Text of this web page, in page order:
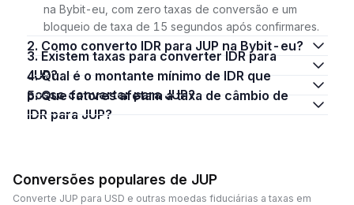
na Bybit-eu, com zero taxas de conversão e um
bloqueio de taxa de 15 segundos após confirmares.
2. Como converto IDR para JUP na Bybit-eu?
3. Existem taxas para converter IDR para
JUP?
4. Qual é o montante mínimo de IDR que
posso converter para JUP?
5. Que fatores afetam a taxa de câmbio de
IDR para JUP?
Conversões populares de JUP
Converte JUP para USD e outras moedas fiduciárias a taxas em